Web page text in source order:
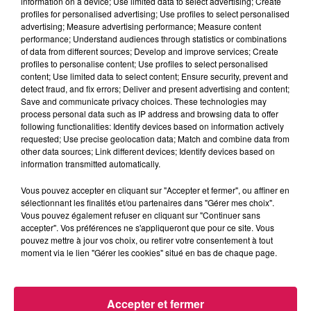
Lancée en juin 2020, malgré des campagnes de pub sur
les cars, des affichages en 4 par 3 et de forts
investissements sur les réseaux sociaux, trois ans
après sa création, cette plateforme, largement
subventionnée par la région, qui devait encourager la
consommation locale et les circuits cours, via un
support de fidélisation,n’a jamais vraiment rencontré sa
clientèle et sera donc désactivée à la fin du mois de
février. Les détenteurs d’un compte clients ont
réductions acquises auprès des quelques commerçants
Thiérachiens qui avaient joué le jeu !
La Capelle: un nouveau service urbanismeen mairie
proposer un service « droit des sols ». Plus besoin de
se rendre à Vervins, Hirson ou à Guise, les capellois
profiles for personalised advertising; Use profiles to select personalised
advertising; Measure advertising performance; Measure content
performance; Understand audiences through statistics or combinations
of data from different sources; Develop and improve services; Create
profiles to personalise content; Use profiles to select personalised
content; Use limited data to select content; Ensure security, prevent and
detect fraud, and fix errors; Deliver and present advertising and content;
Save and communicate privacy choices. These technologies may
process personal data such as IP address and browsing data to offer
following functionalities: Identify devices based on information actively
requested; Use precise geolocation data; Match and combine data from
other data sources; Link different devices; Identify devices based on
information transmitted automatically.
Vous pouvez accepter en cliquant sur "Accepter et fermer", ou affiner en
sélectionnant les finalités et/ou partenaires dans "Gérer mes choix".
Vous pouvez également refuser en cliquant sur "Continuer sans
accepter". Vos préférences ne s'appliqueront que pour ce site. Vous
pouvez mettre à jour vos choix, ou retirer votre consentement à tout
moment via le lien "Gérer les cookies" situé en bas de chaque page.
Accepter et fermer